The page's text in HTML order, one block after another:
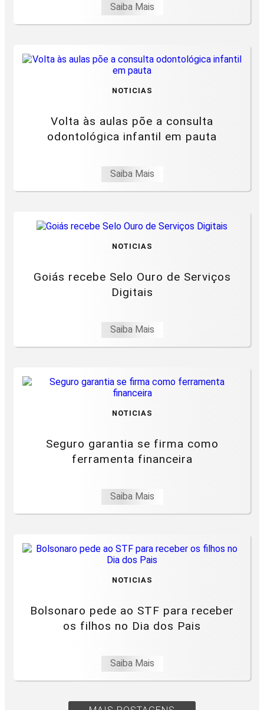
Saiba Mais
NOTICIAS
Volta às aulas põe a consulta
odontológica infantil em pauta
Saiba Mais
NOTICIAS
Goiás recebe Selo Ouro de Serviços
Digitais
Saiba Mais
NOTICIAS
Seguro garantia se firma como
ferramenta financeira
Saiba Mais
NOTICIAS
Bolsonaro pede ao STF para receber
os filhos no Dia dos Pais
Saiba Mais